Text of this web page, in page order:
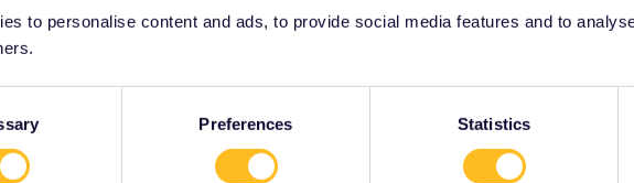
to personalise content and ads, to provide social media features and to
Preferences Statistics
Oldest first